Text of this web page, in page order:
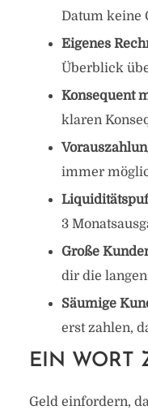
Datum keine
Eigenes
Überblick
Konsequent
klaren
immer
3
Große
dir die
Säumige
erst zahlen,
EIN WORT
Geld einfordern,